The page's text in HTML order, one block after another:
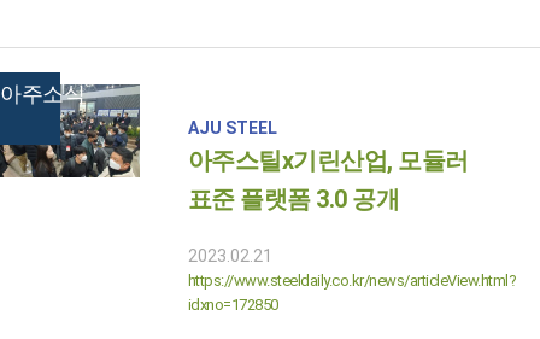
AJU STEEL
아주스틸x기린산업, 모듈러
표준 플랫폼 3.0 공개
2023.02.21
https://www.steeldaily.co.kr/news/articleView.html?
idxno=172850
아주소식